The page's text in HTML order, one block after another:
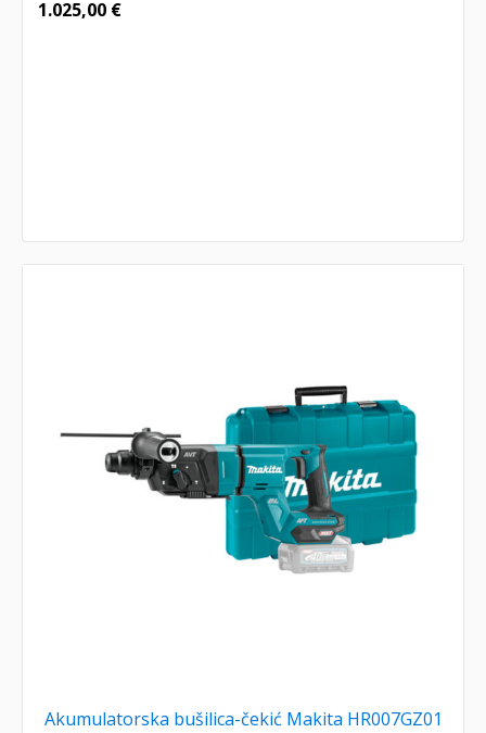
1.025,00 €
Akumulatorska bušilica-čekić Makita HR007GZ01